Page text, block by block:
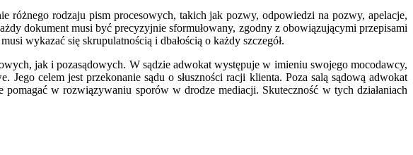
różnego rodzaju pism procesowych, takich jak pozwy, odpowiedzi na pozwy, apelacje,
dokument musi być precyzyjnie sformułowany, zgodny z obowiązującymi przepisami
wykazać się skrupulatnością i dbałością o każdy szczegół.
jak i pozasądowych. W sądzie adwokat występuje w imieniu swojego mocodawcy,
celem jest przekonanie sądu o słuszności racji klienta. Poza salą sądową adwokat
w rozwiązywaniu sporów w drodze mediacji. Skuteczność w tych działaniach